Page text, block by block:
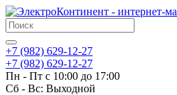
+7 (982) 629-12-27
+7 (982) 629-12-27
Пн - Пт с 10:00 до 17:00
Сб - Вс: Выходной